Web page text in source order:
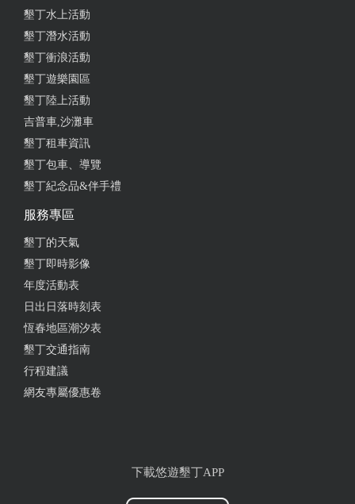
墾丁水上活動
墾丁潛水活動
墾丁衝浪活動
墾丁遊樂園區
墾丁陸上活動
吉普車,沙灘車
墾丁租車資訊
墾丁包車、導覽
墾丁紀念品&伴手禮
服務專區
墾丁的天氣
墾丁即時影像
年度活動表
日出日落時刻表
恆春地區潮汐表
墾丁交通指南
行程建議
網友專屬優惠卷
下載悠遊墾丁APP